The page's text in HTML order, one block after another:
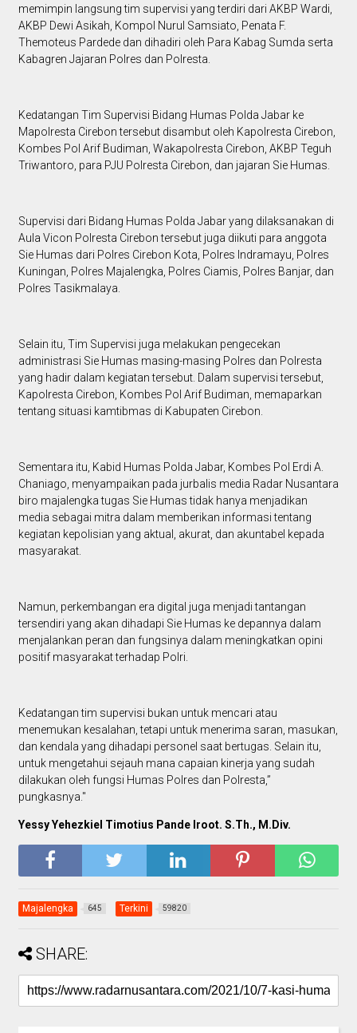
memimpin langsung tim supervisi yang terdiri dari AKBP Wardi,
AKBP Dewi Asikah, Kompol Nurul Samsiato, Penata F.
Themoteus Pardede dan dihadiri oleh Para Kabag Sumda serta
Kabagren Jajaran Polres dan Polresta.
Kedatangan Tim Supervisi Bidang Humas Polda Jabar ke
Mapolresta Cirebon tersebut disambut oleh Kapolresta Cirebon,
Kombes Pol Arif Budiman, Wakapolresta Cirebon, AKBP Teguh
Triwantoro, para PJU Polresta Cirebon, dan jajaran Sie Humas.
Supervisi dari Bidang Humas Polda Jabar yang dilaksanakan di
Aula Vicon Polresta Cirebon tersebut juga diikuti para anggota
Sie Humas dari Polres Cirebon Kota, Polres Indramayu, Polres
Kuningan, Polres Majalengka, Polres Ciamis, Polres Banjar, dan
Polres Tasikmalaya.
Selain itu, Tim Supervisi juga melakukan pengecekan
administrasi Sie Humas masing-masing Polres dan Polresta
yang hadir dalam kegiatan tersebut. Dalam supervisi tersebut,
Kapolresta Cirebon, Kombes Pol Arif Budiman, memaparkan
tentang situasi kamtibmas di Kabupaten Cirebon.
Sementara itu, Kabid Humas Polda Jabar, Kombes Pol Erdi A.
Chaniago, menyampaikan pada jurbalis media Radar Nusantara
biro majalengka tugas Sie Humas tidak hanya menjadikan
media sebagai mitra dalam memberikan informasi tentang
kegiatan kepolisian yang aktual, akurat, dan akuntabel kepada
masyarakat.
Namun, perkembangan era digital juga menjadi tantangan
tersendiri yang akan dihadapi Sie Humas ke depannya dalam
menjalankan peran dan fungsinya dalam meningkatkan opini
positif masyarakat terhadap Polri.
Kedatangan tim supervisi bukan untuk mencari atau
menemukan kesalahan, tetapi untuk menerima saran, masukan,
dan kendala yang dihadapi personel saat bertugas. Selain itu,
untuk mengetahui sejauh mana capaian kinerja yang sudah
dilakukan oleh fungsi Humas Polres dan Polresta,”
pungkasnya."
Yessy Yehezkiel Timotius Pande Iroot. S.Th., M.Div.
Majalengka 645 Terkini 59820
SHARE: